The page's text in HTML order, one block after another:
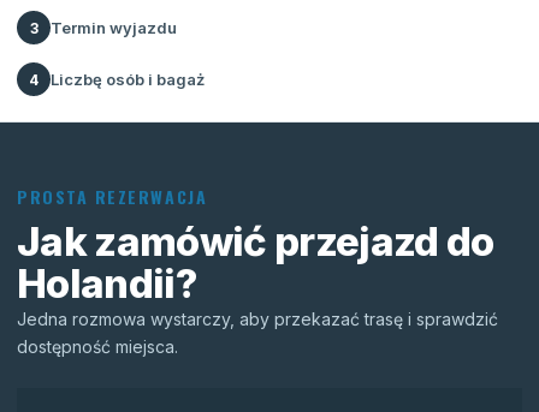
3 Termin wyjazdu
4 Liczbę osób i bagaż
PROSTA REZERWACJA
Jak zamówić przejazd do
Holandii?
Jedna rozmowa wystarczy, aby przekazać trasę i sprawdzić
dostępność miejsca.